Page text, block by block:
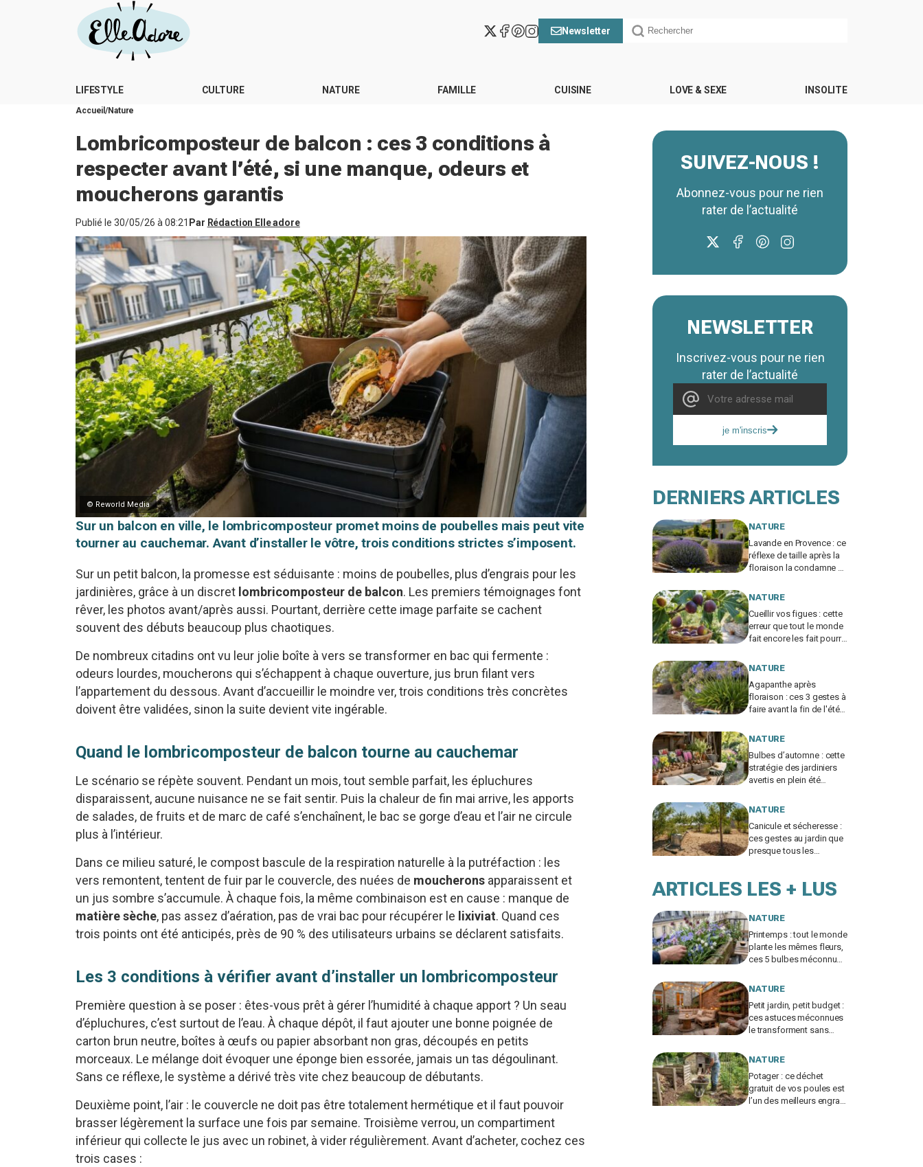
Newsletter
LIFESTYLE CULTURE NATURE FAMILLE CUISINE LOVE & SEXE INSOLITE
Accueil Nature
Lombricomposteur de balcon : ces 3 conditions à
respecter avant l’été, si une manque, odeurs et
moucherons garantis
Publié le 30/05/26 à 08:21 Par Rédaction Elle adore
© Reworld Media
Sur un balcon en ville, le lombricomposteur promet moins de poubelles mais peut vite
tourner au cauchemar. Avant d’installer le vôtre, trois conditions strictes s’imposent.
Sur un petit balcon, la promesse est séduisante : moins de poubelles, plus d’engrais pour les
jardinières, grâce à un discret lombricomposteur de balcon. Les premiers témoignages font
rêver, les photos avant/après aussi. Pourtant, derrière cette image parfaite se cachent
souvent des débuts beaucoup plus chaotiques.
De nombreux citadins ont vu leur jolie boîte à vers se transformer en bac qui fermente :
odeurs lourdes, moucherons qui s’échappent à chaque ouverture, jus brun filant vers
l’appartement du dessous. Avant d’accueillir le moindre ver, trois conditions très concrètes
doivent être validées, sinon la suite devient vite ingérable.
Quand le lombricomposteur de balcon tourne au cauchemar
Le scénario se répète souvent. Pendant un mois, tout semble parfait, les épluchures
disparaissent, aucune nuisance ne se fait sentir. Puis la chaleur de fin mai arrive, les apports
de salades, de fruits et de marc de café s’enchaînent, le bac se gorge d’eau et l’air ne circule
plus à l’intérieur.
Dans ce milieu saturé, le compost bascule de la respiration naturelle à la putréfaction : les
vers remontent, tentent de fuir par le couvercle, des nuées de moucherons apparaissent et
un jus sombre s’accumule. À chaque fois, la même combinaison est en cause : manque de
matière sèche, pas assez d’aération, pas de vrai bac pour récupérer le lixiviat. Quand ces
trois points ont été anticipés, près de 90 % des utilisateurs urbains se déclarent satisfaits.
Les 3 conditions à vérifier avant d’installer un lombricomposteur
Première question à se poser : êtes-vous prêt à gérer l’humidité à chaque apport ? Un seau
d’épluchures, c’est surtout de l’eau. À chaque dépôt, il faut ajouter une bonne poignée de
carton brun neutre, boîtes à œufs ou papier absorbant non gras, découpés en petits
morceaux. Le mélange doit évoquer une éponge bien essorée, jamais un tas dégoulinant.
Sans ce réflexe, le système a dérivé très vite chez beaucoup de débutants.
Deuxième point, l’air : le couvercle ne doit pas être totalement hermétique et il faut pouvoir
brasser légèrement la surface une fois par semaine. Troisième verrou, un compartiment
inférieur qui collecte le jus avec un robinet, à vider régulièrement. Avant d’acheter, cochez ces
trois cases :
SUIVEZ-NOUS !
Abonnez-vous pour ne rien
rater de l’actualité
NEWSLETTER
Inscrivez-vous pour ne rien
rater de l’actualité
je m'inscris
DERNIERS ARTICLES
NATURE
Lavande en Provence : ce
réflexe de taille après la
floraison la condamne à
adopter d'urgence
NATURE
Cueillir vos figues : cette
erreur que tout le monde
fait encore les fait pourrir
NATURE
Agapanthe après
floraison : ces 3 gestes à
faire avant la fin de l'été
ruine la floraison
NATURE
Bulbes d’automne : cette
stratégie des jardiniers
avertis en plein été
et la floraison
NATURE
Canicule et sécheresse :
ces gestes au jardin que
presque tous les
ARTICLES LES + LUS
NATURE
Printemps : tout le monde
plante les mêmes fleurs,
ces 5 bulbes méconnus
changer votre jardin
NATURE
Petit jardin, petit budget :
ces astuces méconnues
le transforment sans
d’éviter cette erreur
NATURE
Potager : ce déchet
gratuit de vos poules est
l’un des meilleurs engrais